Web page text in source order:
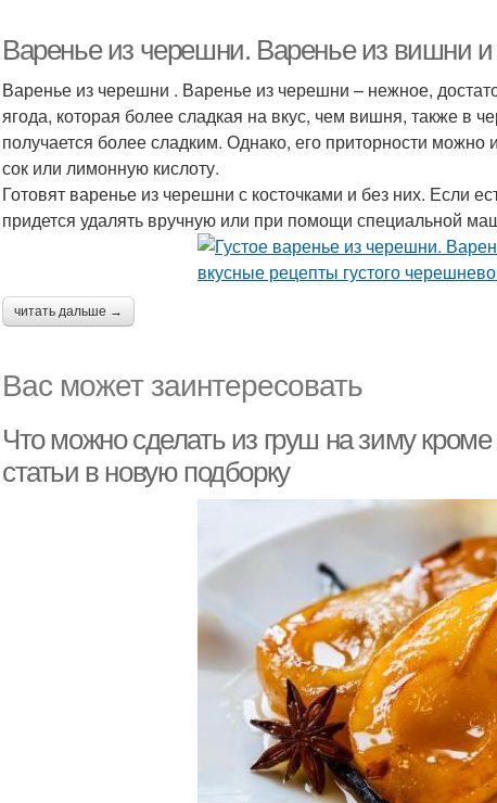
Варенье из черешни. Варенье из вишни
Варенье из черешни . Варенье из черешни – нежное,
ягода, которая более сладкая на вкус, чем вишня, также в
получается более сладким. Однако, его приторности
сок или лимонную кислоту.
Готовят варенье из черешни с косточками и без них. Если
придется удалять вручную или при помощи специальной
читать дальше →
Вас может заинтересовать
Что можно сделать из груш на зиму
статьи в новую подборку